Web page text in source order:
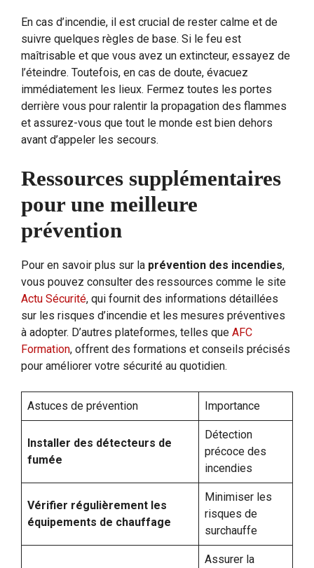
En cas d’incendie, il est crucial de rester calme et de
suivre quelques règles de base. Si le feu est
maîtrisable et que vous avez un extincteur, essayez de
l’éteindre. Toutefois, en cas de doute, évacuez
immédiatement les lieux. Fermez toutes les portes
derrière vous pour ralentir la propagation des flammes
et assurez-vous que tout le monde est bien dehors
avant d’appeler les secours.
Ressources supplémentaires
pour une meilleure
prévention
Pour en savoir plus sur la prévention des incendies,
vous pouvez consulter des ressources comme le site
Actu Sécurité, qui fournit des informations détaillées
sur les risques d’incendie et les mesures préventives
à adopter. D’autres plateformes, telles que AFC
Formation, offrent des formations et conseils précisés
pour améliorer votre sécurité au quotidien.
Astuces de prévention Importance
Installer des détecteurs de
fumée
Détection
précoce des
incendies
Vérifier régulièrement les
équipements de chauffage
Minimiser les
risques de
surchauffe
Assurer la